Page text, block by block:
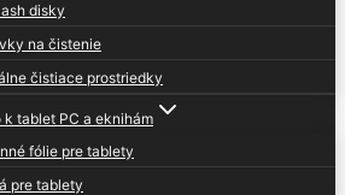
disky
na čistenie
čistiace prostriedky
k tablet PC a eknihám
fólie pre tablety
pre tablety